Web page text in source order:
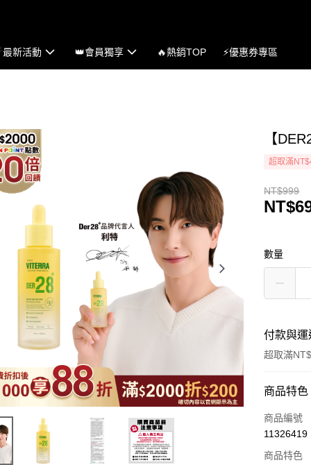
新活動 👑會員獨享 🔥熱銷TOP ⚡優惠券專區
【
超取滿
NT$999
數量
付款與運
超取滿
付款方式
icash Pay
商品特色
商品編號
11326419
商品特色